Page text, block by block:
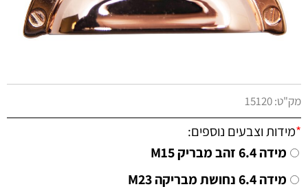
מק"ט:15120
*מידות וצבעים נוספים:
מידה 6.4 זהב מבריק M15
מידה 6.4 נחושת מבריקה M23